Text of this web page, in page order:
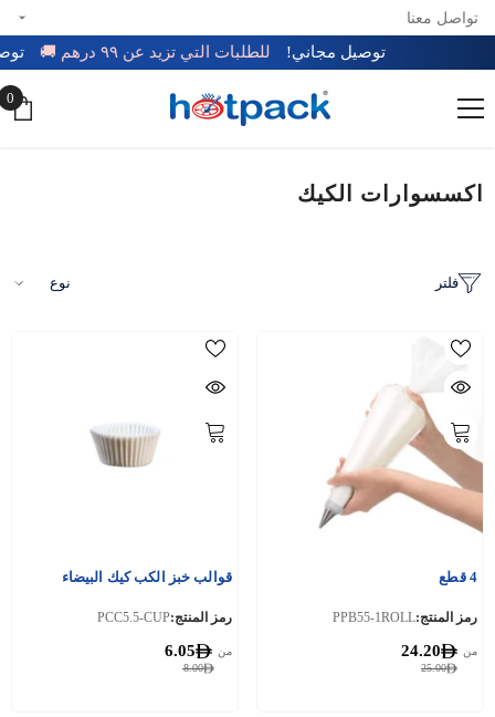
تخطي إلى المحتوى
تواصل معنا
توصيل مجاني! للطلبات التي تزيد عن ٩٩ درهم 🚚
0
0
اكسسوارات الكيك
فلتر نوع
4 قطع
رمز المنتج:PPB55-1ROLL
25.00
من 24.20
قوالب خبز الكب كيك البيضاء
رمز المنتج:PCC5.5-CUP
8.00
من 6.05